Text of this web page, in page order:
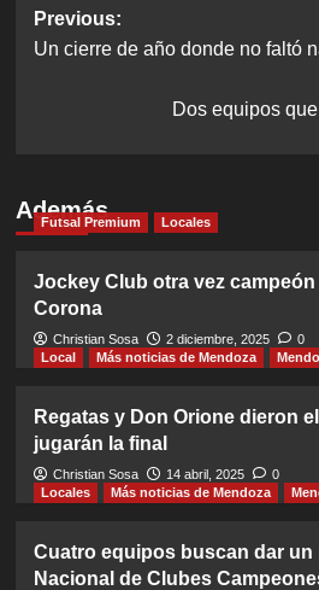
Post
navigation
Previous:
Un cierre de año donde no faltó
Dos equipos
Además
Futsal Premium Locales
Jockey Club otra vez
Corona
Christian Sosa 2 diciembre, 2025
0
Local
Más noticias de Mendoza
Regatas y Don Orione dieron
jugarán la final
Christian Sosa 14 abril, 2025
0
Locales
Más noticias de Mendoza
Cuatro equipos buscan dar un
Nacional de Clubes